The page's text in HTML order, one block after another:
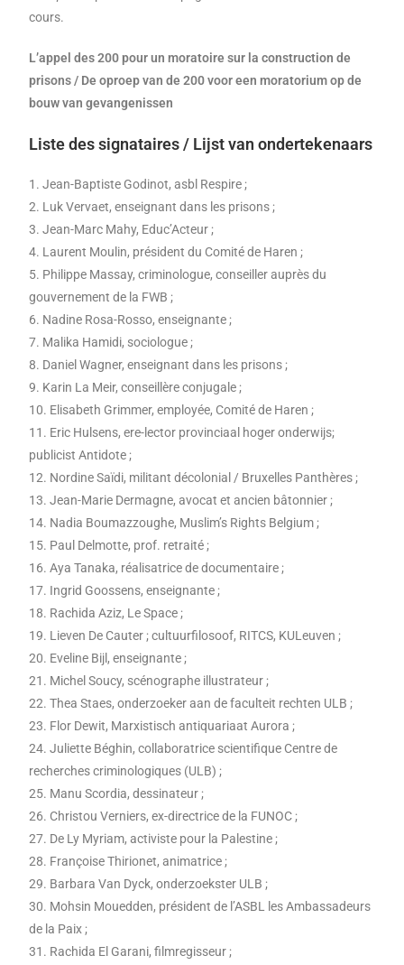
cours.
L’appel des 200 pour un moratoire sur la construction de
prisons / De oproep van de 200 voor een moratorium op de
bouw van gevangenissen
Liste des signataires / Lijst van ondertekenaars
1. Jean-Baptiste Godinot, asbl Respire ;
2. Luk Vervaet, enseignant dans les prisons ;
3. Jean-Marc Mahy, Educ’Acteur ;
4. Laurent Moulin, président du Comité de Haren ;
5. Philippe Massay, criminologue, conseiller auprès du
gouvernement de la FWB ;
6. Nadine Rosa-Rosso, enseignante ;
7. Malika Hamidi, sociologue ;
8. Daniel Wagner, enseignant dans les prisons ;
9. Karin La Meir, conseillère conjugale ;
10. Elisabeth Grimmer, employée, Comité de Haren ;
11. Eric Hulsens, ere-lector provinciaal hoger onderwijs;
publicist Antidote ;
12. Nordine Saïdi, militant décolonial / Bruxelles Panthères ;
13. Jean-Marie Dermagne, avocat et ancien bâtonnier ;
14. Nadia Boumazzoughe, Muslim’s Rights Belgium ;
15. Paul Delmotte, prof. retraité ;
16. Aya Tanaka, réalisatrice de documentaire ;
17. Ingrid Goossens, enseignante ;
18. Rachida Aziz, Le Space ;
19. Lieven De Cauter ; cultuurfilosoof, RITCS, KULeuven ;
20. Eveline Bijl, enseignante ;
21. Michel Soucy, scénographe illustrateur ;
22. Thea Staes, onderzoeker aan de faculteit rechten ULB ;
23. Flor Dewit, Marxistisch antiquariaat Aurora ;
24. Juliette Béghin, collaboratrice scientifique Centre de
recherches criminologiques (ULB) ;
25. Manu Scordia, dessinateur ;
26. Christou Verniers, ex-directrice de la FUNOC ;
27. De Ly Myriam, activiste pour la Palestine ;
28. Françoise Thirionet, animatrice ;
29. Barbara Van Dyck, onderzoekster ULB ;
30. Mohsin Mouedden, président de l’ASBL les Ambassadeurs
de la Paix ;
31. Rachida El Garani, filmregisseur ;